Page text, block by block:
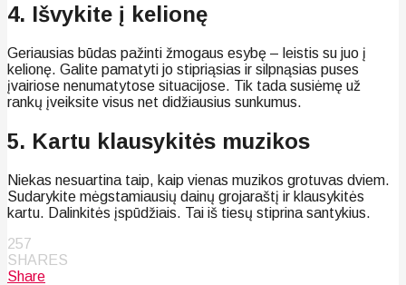
4. Išvykite į kelionę
Geriausias būdas pažinti žmogaus esybę – leistis su juo į
kelionę. Galite pamatyti jo stipriąsias ir silpnąsias puses
įvairiose nenumatytose situacijose. Tik tada susiėmę už
rankų įveiksite visus net didžiausius sunkumus.
5. Kartu klausykitės muzikos
Niekas nesuartina taip, kaip vienas muzikos grotuvas dviem.
Sudarykite mėgstamiausių dainų grojaraštį ir klausykitės
kartu. Dalinkitės įspūdžiais. Tai iš tiesų stiprina santykius.
257
SHARES
Share